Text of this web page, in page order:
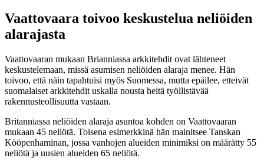
Vaattovaara toivoo keskustelua neliöiden
alarajasta
Vaattovaaran mukaan Brianniassa arkkitehdit ovat lähteneet
keskustelemaan, missä asumisen neliöiden alaraja menee. Hän
toivoo, että näin tapahtuisi myös Suomessa, mutta epäilee, etteivät
suomalaiset arkkitehdit uskalla nousta heitä työllistävää
rakennusteollisuutta vastaan.
Britanniassa neliöiden alaraja asuntoa kohden on Vaattovaaran
mukaan 45 neliötä. Toisena esimerkkinä hän mainitsee Tanskan
Kööpenhaminan, jossa vanhojen alueiden minimiksi on määrätty 55
neliötä ja uusien alueiden 65 neliötä.